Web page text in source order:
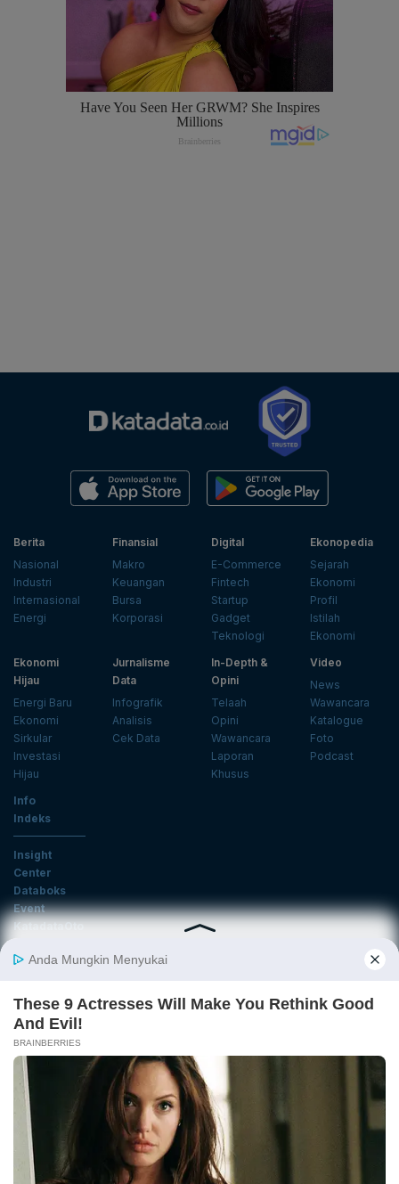
Berita
Nasional
Industri
Internasional
Energi
Finansial
Makro
Keuangan
Bursa
Korporasi
Digital
E-Commerce
Fintech
Startup
Gadget
Teknologi
Ekonopedia
Sejarah
Ekonomi
Profil
Istilah
Ekonomi
Ekonomi
Hijau
Energi Baru
Ekonomi
Sirkular
Investasi
Hijau
Jurnalisme
Data
Infografik
Analisis
Cek Data
In-Depth &
Opini
Telaah
Opini
Wawancara
Laporan
Khusus
Video
News
Wawancara
Katalogue
Foto
Podcast
Info
Indeks
Insight
Center
Databoks
Event
KatadataOto
Email
Daftar
Tentang Katadata Advertising Karier
Pedoman Media Siber
Kebijakan Privasi
Disclaimer
©2026 Katadata. Hak cipta dilindungi Undang-undang.